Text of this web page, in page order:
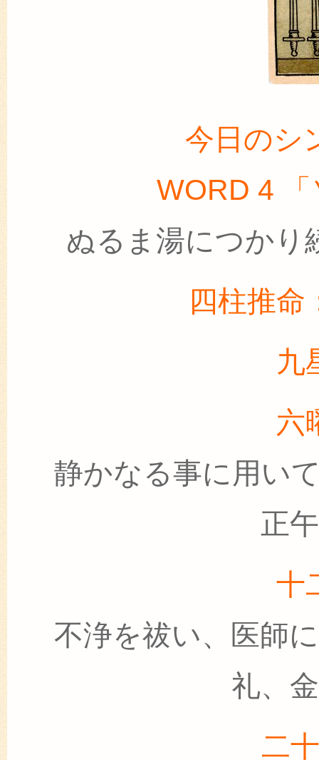
今日のシ
WORD 4
ぬるま湯につかり
四柱推命
九
六
静かなる事に用い
正
十
不浄を祓い、医師
礼、
二